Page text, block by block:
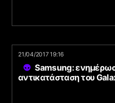
21/04/2017 19:16
Samsung:
αντικατάσταση του